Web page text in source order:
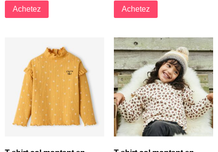
Achetez Achetez